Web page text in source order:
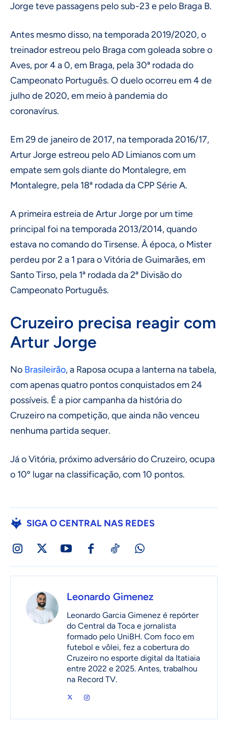
Jorge teve passagens pelo sub-23 e pelo Braga B.
Antes mesmo disso, na temporada 2019/2020, o
treinador estreou pelo Braga com goleada sobre o
Aves, por 4 a 0, em Braga, pela 30ª rodada do
Campeonato Português. O duelo ocorreu em 4 de
julho de 2020, em meio à pandemia do
coronavírus.
Em 29 de janeiro de 2017, na temporada 2016/17,
Artur Jorge estreou pelo AD Limianos com um
empate sem gols diante do Montalegre, em
Montalegre, pela 18ª rodada da CPP Série A.
A primeira estreia de Artur Jorge por um time
principal foi na temporada 2013/2014, quando
estava no comando do Tirsense. À época, o Mister
perdeu por 2 a 1 para o Vitória de Guimarães, em
Santo Tirso, pela 1ª rodada da 2ª Divisão do
Campeonato Português.
Cruzeiro precisa reagir com
Artur Jorge
No Brasileirão, a Raposa ocupa a lanterna na tabela,
com apenas quatro pontos conquistados em 24
possíveis. É a pior campanha da história do
Cruzeiro na competição, que ainda não venceu
nenhuma partida sequer.
Já o Vitória, próximo adversário do Cruzeiro, ocupa
o 10º lugar na classificação, com 10 pontos.
SIGA O CENTRAL NAS REDES
Leonardo Gimenez
Leonardo Garcia Gimenez é repórter
do Central da Toca e jornalista
formado pelo UniBH. Com foco em
futebol e vôlei, fez a cobertura do
Cruzeiro no esporte digital da Itatiaia
entre 2022 e 2025. Antes, trabalhou
na Record TV.